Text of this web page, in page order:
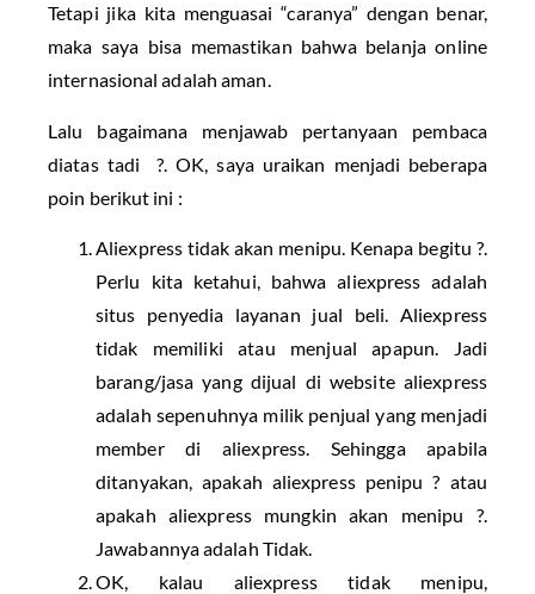
Tetapi jika kita menguasai “caranya” dengan benar,
maka saya bisa memastikan bahwa belanja online
internasional adalah aman.
Lalu bagaimana menjawab pertanyaan pembaca
diatas tadi ?. OK, saya uraikan menjadi beberapa
poin berikut ini :
Aliexpress tidak akan menipu. Kenapa begitu ?.
Perlu kita ketahui, bahwa aliexpress adalah
situs penyedia layanan jual beli. Aliexpress
tidak memiliki atau menjual apapun. Jadi
barang/jasa yang dijual di website aliexpress
adalah sepenuhnya milik penjual yang menjadi
member di aliexpress. Sehingga apabila
ditanyakan, apakah aliexpress penipu ? atau
apakah aliexpress mungkin akan menipu ?.
Jawabannya adalah Tidak.
OK, kalau aliexpress tidak menipu,